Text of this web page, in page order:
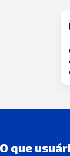
O que